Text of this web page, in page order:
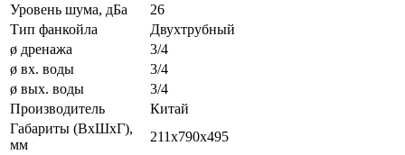
Уровень шума, дБа
26
Тип фанкойла
Двухтрубный
ø дренажа
3/4
ø вх. воды
3/4
ø вых. воды
3/4
Производитель
Китай
Габариты (ВхШхГ),
мм
211х790х495